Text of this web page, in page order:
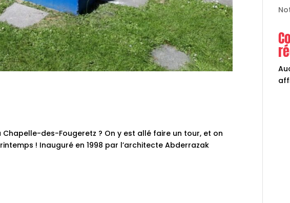
des-Fougeretz ? On y est allé faire un tour, et on
! Inauguré en 1998 par l’architecte Abderrazak